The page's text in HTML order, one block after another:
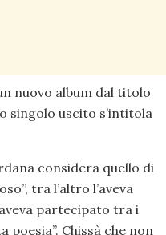
nuovo album dal titolo
singolo uscito s’intitola
considera quello di
tra l’altro l’aveva
partecipato tra i
poesia”. Chissà che non